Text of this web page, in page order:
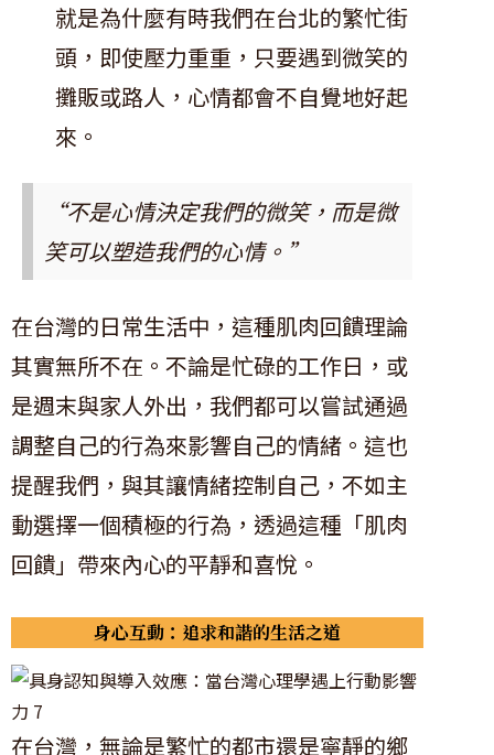
就是為什麼有時我們在台北的繁忙街
頭，即使壓力重重，只要遇到微笑的
攤販或路人，心情都會不自覺地好起
來。
“不是心情決定我們的微笑，而是微
笑可以塑造我們的心情。”
在台灣的日常生活中，這種肌肉回饋理論
其實無所不在。不論是忙碌的工作日，或
是週末與家人外出，我們都可以嘗試通過
調整自己的行為來影響自己的情緒。這也
提醒我們，與其讓情緒控制自己，不如主
動選擇一個積極的行為，透過這種「肌肉
回饋」帶來內心的平靜和喜悅。
身心互動：追求和諧的生活之道
在台灣，無論是繁忙的都市還是寧靜的鄉